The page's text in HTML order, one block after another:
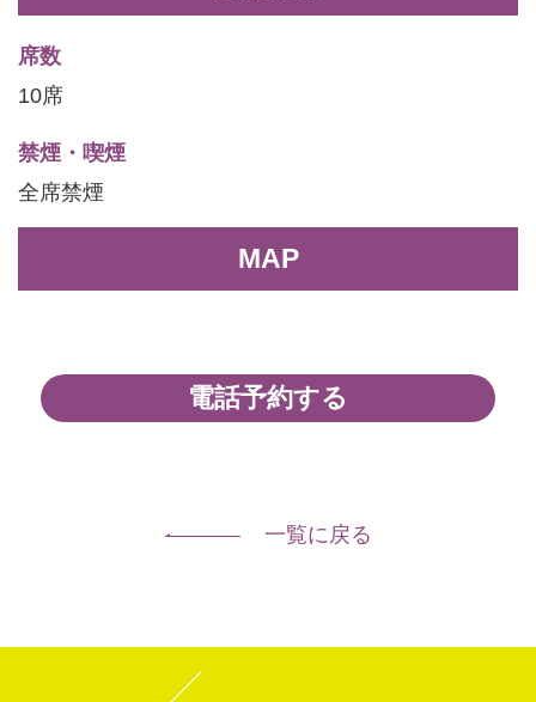
席数
10席
禁煙・喫煙
全席禁煙
MAP
電話予約する
一覧に戻る